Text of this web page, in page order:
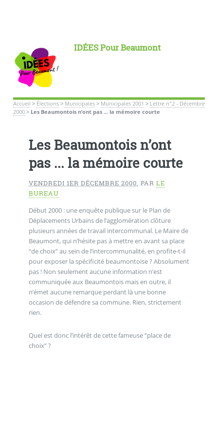
IDÉES Pour Beaumont
Accueil > Élections> Municipales> Municipales 2001 > Lettre n°2 - Décembre
2000> Les Beaumontois n’ont pas ... la mémoire courte
Les Beaumontois n’ont
pas ... la mémoire courte
VENDREDI 1ER DÉCEMBRE 2000, PAR LE
BUREAU
Début 2000 : une enquête publique sur le Plan de
Déplacements Urbains de l’agglomération clôture
plusieurs années de travail intercommunal. Le Maire de
Beaumont, qui n’hésite pas à mettre en avant sa place
“de choix” au sein de l’intercommunalité, en profite-t-il
pour exposer la spécificité beaumontoise ? Absolument
pas ! Non seulement aucune information n’est
communiquée aux Beaumontois mais en outre, il
n’émet aucune remarque perdant là une bonne
occasion de défendre sa commune. Rien, strictement
rien.
Quel est donc l’intérêt de cette fameuse “place de
choix” ?